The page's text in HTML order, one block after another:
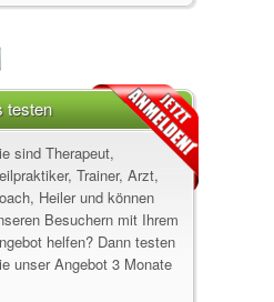
testen
sind Therapeut,
Trainer, Arzt,
Heiler und können
Besuchern mit Ihrem
helfen? Dann testen
unser Angebot 3 Monate